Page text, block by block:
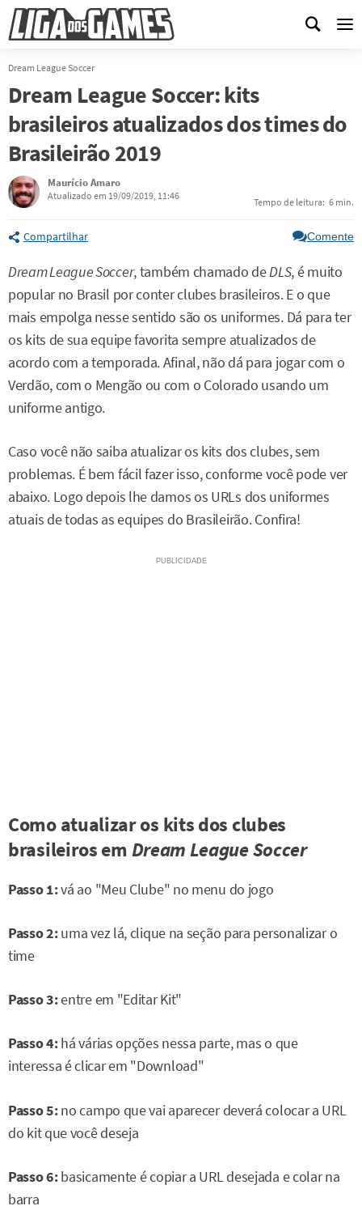
Dream League Soccer
Dream League Soccer: kits
brasileiros atualizados dos times do
Brasileirão 2019
Maurício Amaro
Atualizado em 19/09/2019, 11:46
Tempo de leitura: 6 min.
Compartilhar Comente
Dream League Soccer, também chamado deDLS, é muito
popular no Brasil por conter clubes brasileiros. E o que
mais empolga nesse sentido são os uniformes. Dá para ter
os kits de sua equipe favorita sempre atualizados de
acordo com a temporada. Afinal, não dá para jogar com o
Verdão, com o Mengão ou com o Colorado usando um
uniforme antigo.
Caso você não saiba atualizar os kits dos clubes, sem
problemas. É bem fácil fazer isso, conforme você pode ver
abaixo. Logo depois lhe damos os URLs dos uniformes
atuais de todas as equipes do Brasileirão. Confira!
Como atualizar os kits dos clubes
brasileiros emDream League Soccer
Passo 1:vá ao "Meu Clube" no menu do jogo
Passo 2:uma vez lá, clique na seção para personalizar o
time
Passo 3:entre em "Editar Kit"
Passo 4:há várias opções nessa parte, mas o que
interessa é clicar em "Download"
Passo 5:no campo que vai aparecer deverá colocar a URL
do kit que você deseja
Passo 6:basicamente é copiar a URL desejada e colar na
barra